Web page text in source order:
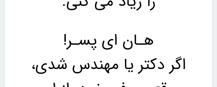
هـان ای پسـر!
اگر دکتر یا مهندس شدی،